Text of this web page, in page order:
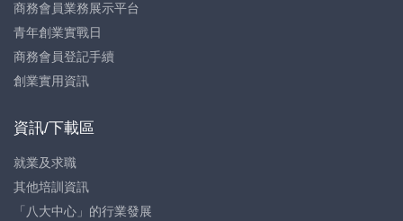
商務會員業務展示平台
青年創業實戰日
商務會員登記手續
創業實用資訊
資訊/下載區
就業及求職
其他培訓資訊
「八大中心」的行業發展